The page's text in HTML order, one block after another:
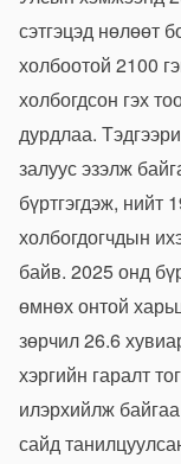
сэтгэцэд нөлөөт
холбоотой 2100
холбогдсон гэх
дурдлаа.
залуус эзэлж
бүртгэгдэж, нийт
холбогдогчдын
байв. 2025 онд
өмнөх онтой
зөрчил 26.6
хэргийн гаралт
илэрхийлж
сайд